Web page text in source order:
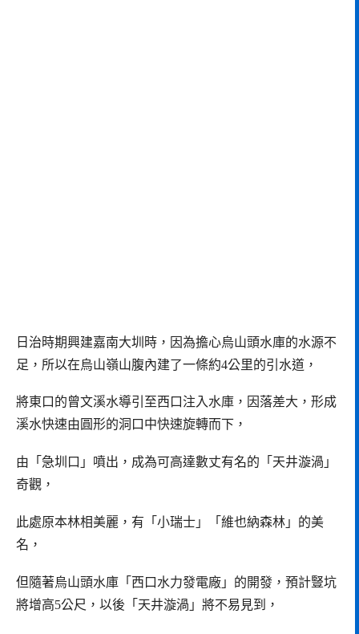
日治時期興建嘉南大圳時，因為擔心烏山頭水庫的水源不
足，所以在烏山嶺山腹內建了一條約4公里的引水道，
將東口的曾文溪水導引至西口注入水庫，因落差大，形成
溪水快速由圓形的洞口中快速旋轉而下，
由「急圳口」噴出，成為可高達數丈有名的「天井漩渦」
奇觀，
此處原本林相美麗，有「小瑞士」「維也納森林」的美
名，
但隨著烏山頭水庫「西口水力發電廠」的開發，預計豎坑
將增高5公尺，以後「天井漩渦」將不易見到，